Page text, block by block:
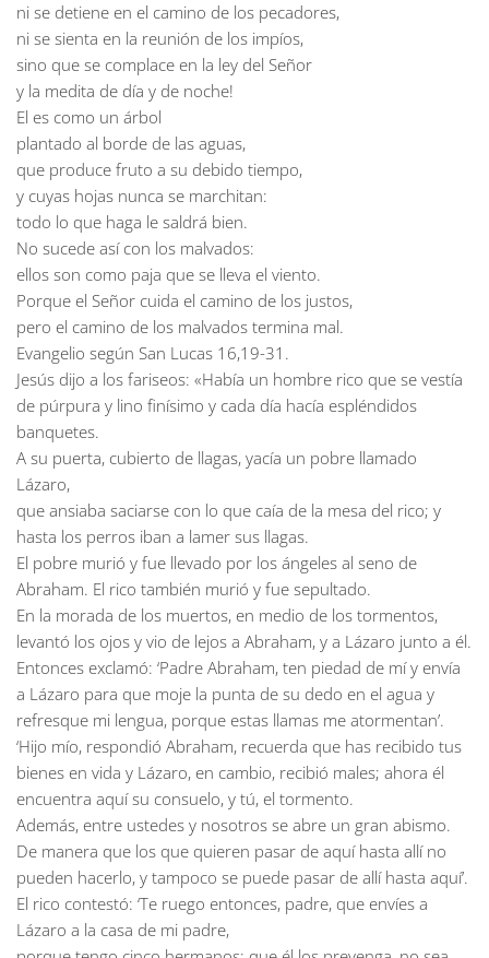
ni se detiene en el camino de los pecadores,
ni se sienta en la reunión de los impíos,
sino que se complace en la ley del Señor
y la medita de día y de noche!
El es como un árbol
plantado al borde de las aguas,
que produce fruto a su debido tiempo,
y cuyas hojas nunca se marchitan:
todo lo que haga le saldrá bien.
No sucede así con los malvados:
ellos son como paja que se lleva el viento.
Porque el Señor cuida el camino de los justos,
pero el camino de los malvados termina mal.
Evangelio según San Lucas 16,19-31.
Jesús dijo a los fariseos: «Había un hombre rico que se vestía
de púrpura y lino finísimo y cada día hacía espléndidos
banquetes.
A su puerta, cubierto de llagas, yacía un pobre llamado
Lázaro,
que ansiaba saciarse con lo que caía de la mesa del rico; y
hasta los perros iban a lamer sus llagas.
El pobre murió y fue llevado por los ángeles al seno de
Abraham. El rico también murió y fue sepultado.
En la morada de los muertos, en medio de los tormentos,
levantó los ojos y vio de lejos a Abraham, y a Lázaro junto a él.
Entonces exclamó: ‘Padre Abraham, ten piedad de mí y envía
a Lázaro para que moje la punta de su dedo en el agua y
refresque mi lengua, porque estas llamas me atormentan’.
‘Hijo mío, respondió Abraham, recuerda que has recibido tus
bienes en vida y Lázaro, en cambio, recibió males; ahora él
encuentra aquí su consuelo, y tú, el tormento.
Además, entre ustedes y nosotros se abre un gran abismo.
De manera que los que quieren pasar de aquí hasta allí no
pueden hacerlo, y tampoco se puede pasar de allí hasta aquí’.
El rico contestó: ‘Te ruego entonces, padre, que envíes a
Lázaro a la casa de mi padre,